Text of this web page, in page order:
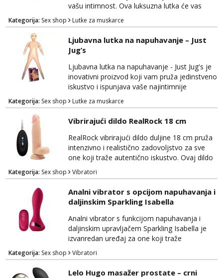
vašu intimnost. Ova luksuzna lutka će vas
oduševiti svojom izvanrednom kvalitetom i
pažljivo osmišljenim dizajnom, pružajući vam
nezaboravna iskustva. Izrađena je od
visokokvalitetnog materijala koji je nježan na
dodir i siguran za tijelo, osiguravajući
udobnost i zadovoljstvo tijekom cijelog
iskustva. Ljubav...
Kategorija: Sex shop Lutke za muskarce
Ljubavna lutka na napuhavanje – Just
Jug’s
Ljubavna lutka na napuhavanje - Just Jug's je
inovativni proizvod koji vam pruža jedinstveno
iskustvo i ispunjava vaše najintimnije
fantazije. Ova realistična ljubavna lutka će vas
zadovoljiti svojom izvanrednom kvalitetom i
autentičnim dizajnom. Izrađena je od
visokokvalitetnog materijala koji je nježan na
dodir i siguran za tijelo, pružajući vam
udobnost i zadovoljstvo tijekom korištenja.
Jus...
Kategorija: Sex shop Lutke za muskarce
Vibrirajući dildo RealRock 18 cm
RealRock vibrirajući dildo duljine 18 cm pruža
intenzivno i realistično zadovoljstvo za sve
one koji traže autentično iskustvo. Ovaj dildo
impresionira svojim izgledom i
performansama, omogućujući vam da
doživite senzacije koje će vas ostaviti
zadovoljenima. Izrađen je od
visokokvalitetnog materijala koji je nježan na
dodir i siguran za tijelo, pružajući vam
potpunu udobnost tijekom korištenja....
Kategorija: Sex shop Vibratori
Analni vibrator s opcijom napuhavanja i
daljinskim Sparkling Isabella
Analni vibrator s funkcijom napuhavanja i
daljinskim upravljačem Sparkling Isabella je
izvanredan uređaj za one koji traže
ekskluzivno iskustvo i intenzivnu stimulaciju.
Ovaj luksuzni vibrator kombinira niz naprednih
značajki kako bi pružio nevjerojatne senzacije
Kategorija: Sex shop Vibratori
Lelo Hugo masažer prostate – crni